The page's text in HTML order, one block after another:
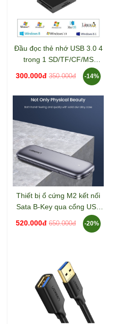
Đầu đọc thẻ nhớ USB 3.0 4
trong 1 SD/TF/CF/MS
300.000đ 350.000đ -14%
Thiết bị ổ cứng M2 kết nối
Sata B-Key qua cổng USB
520.000đ 650.000đ -20%